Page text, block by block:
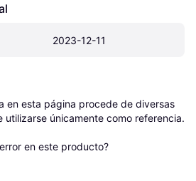
2023-12-11
en esta página procede de diversas
únicamente como referencia.
en este producto?